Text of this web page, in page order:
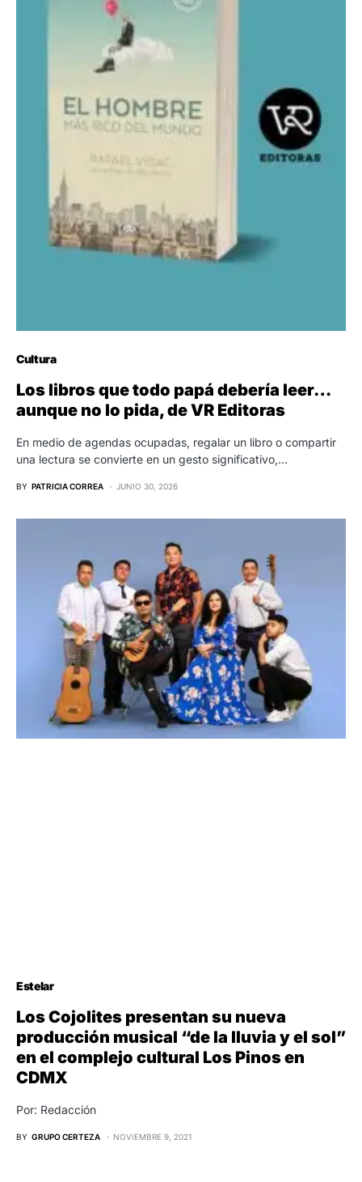
Cultura
Los libros que todo papá debería leer…
aunque no lo pida, de VR Editoras
En medio de agendas ocupadas, regalar un libro o compartir
una lectura se convierte en un gesto significativo,…
BY PATRICIA CORREA JUNIO 30, 2026
Estelar
Los Cojolites presentan su nueva
producción musical “de la lluvia y el sol”
en el complejo cultural Los Pinos en
CDMX
Por: Redacción
BY GRUPO CERTEZA NOVIEMBRE 9, 2021